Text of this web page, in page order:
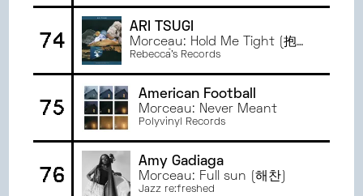
74
ARI TSUGI
Morceau: Hold Me Tight (抱き
しめて)
Rebecca’s Records
75
American Football
Morceau: Never Meant
Polyvinyl Records
76
Amy Gadiaga
Morceau: Full sun (해찬)
Jazz re:freshed